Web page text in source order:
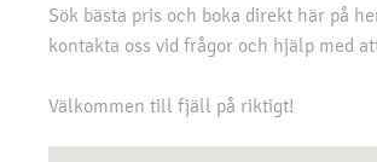
Sök bästa pris och boka direkt här på
kontakta oss vid frågor och hjälp med
Välkommen till fjäll på riktigt!